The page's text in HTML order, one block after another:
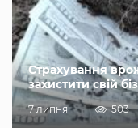
Страхування
захистити свій
7 липня 503